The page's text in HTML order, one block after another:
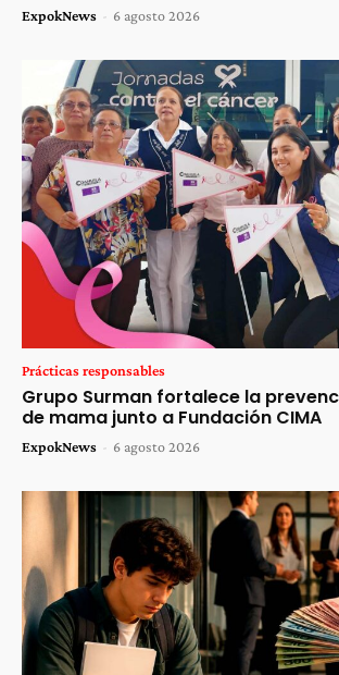
ExpokNews - 6 agosto 2026
Prácticas responsables
Grupo Surman fortalece la
de mama junto a Fundación CIMA
ExpokNews - 6 agosto 2026